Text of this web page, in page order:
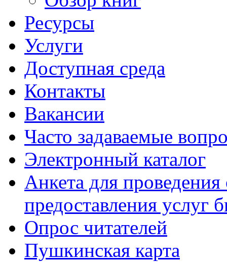
Ресурсы
Услуги
Доступная среда
Контакты
Вакансии
Часто задаваемые
Электронный каталог
Анкета для проведения
предоставления услуг
Опрос читателей
Пушкинская карта